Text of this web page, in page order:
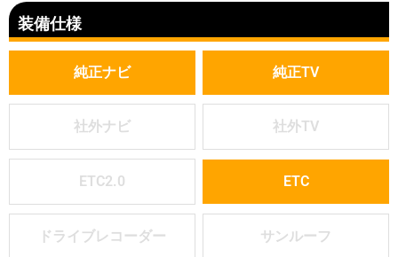
装備仕様
純正ナビ 純正TV
社外ナビ 社外TV
ETC2.0 ETC
ドライブレコーダー サンルーフ